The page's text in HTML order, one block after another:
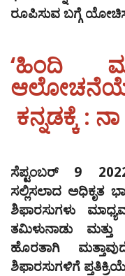
ರೂಪಿಸುವ ಬಗ್ಗೆ
‘ಹಿಂದಿ
ಆಲೋಚನೆಯೇ
ಕನ್ನಡಕ್ಕೆ :
ಸೆಪ್ಟಂಬರ್‌ 9
ಸಲ್ಲಿಸಲಾದ
ಶಿಫಾರಸುಗಳು
ತಮಿಳುನಾಡು ಮತ್ತು
ಹೊರತಾಗಿ
ಶಿಫಾರಸುಗಳಿಗೆ